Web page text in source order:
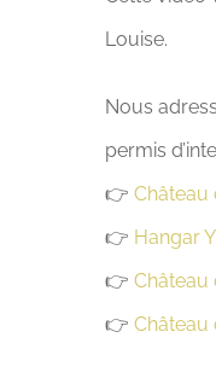
Louise.
Nous
permis
👉 Château
👉 Hangar Y
👉 Château
👉 Château